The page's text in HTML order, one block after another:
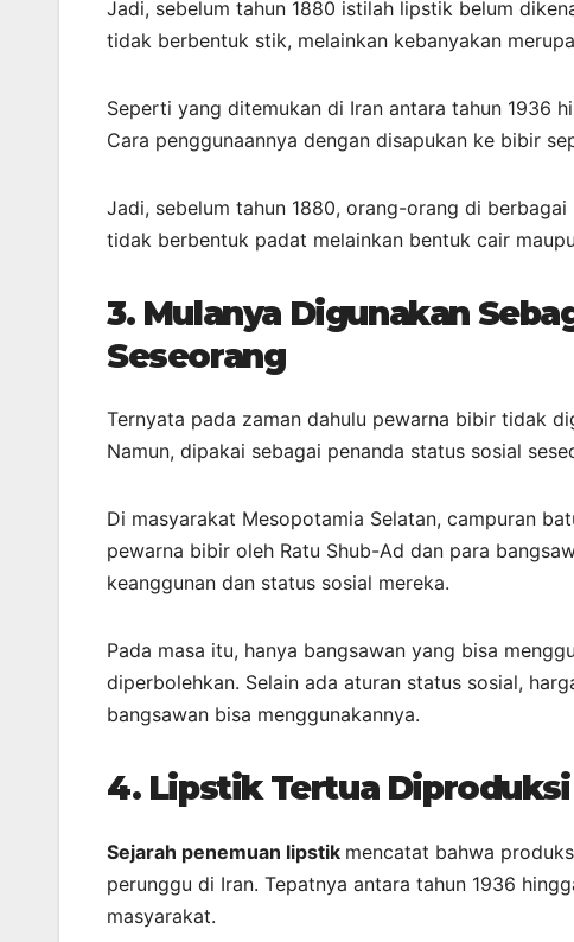
Jadi, sebelum tahun 1880 istilah lipstik belum
tidak berbentuk stik, melainkan kebanyakan
Seperti yang ditemukan di Iran antara tahun 1936
Cara penggunaannya dengan disapukan ke bibir
Jadi, sebelum tahun 1880, orang-orang di
tidak berbentuk padat melainkan bentuk cair
3. Mulanya Digunakan
Seseorang
Ternyata pada zaman dahulu pewarna bibir tidak
Namun, dipakai sebagai penanda status sosial
Di masyarakat Mesopotamia Selatan, campuran
pewarna bibir oleh Ratu Shub-Ad dan para
keanggunan dan status sosial mereka.
Pada masa itu, hanya bangsawan yang bisa
diperbolehkan. Selain ada aturan status sosial,
bangsawan bisa menggunakannya.
4. Lipstik Tertua
Sejarah penemuan lipstik mencatat bahwa
perunggu di Iran. Tepatnya antara tahun 1936
masyarakat.